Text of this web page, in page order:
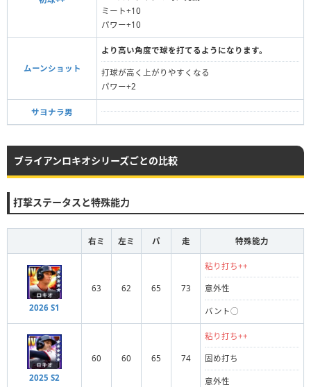
ミート+10
パワー+10
ムーンショット
より高い角度で球を打てるようになります。
打球が高く上がりやすくなる
パワー+2
サヨナラ男
ブライアンロキオシリーズごとの比較
打撃ステータスと特殊能力
右ミ 左ミ パ 走 特殊能力
2026 S1
63 62 65 73
粘り打ち++
意外性
バント◯
2025 S2
60 60 65 74
粘り打ち++
固め打ち
意外性